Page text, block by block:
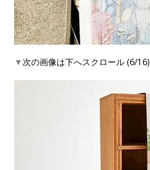
▼次の画像は下へスクロール (6/16)